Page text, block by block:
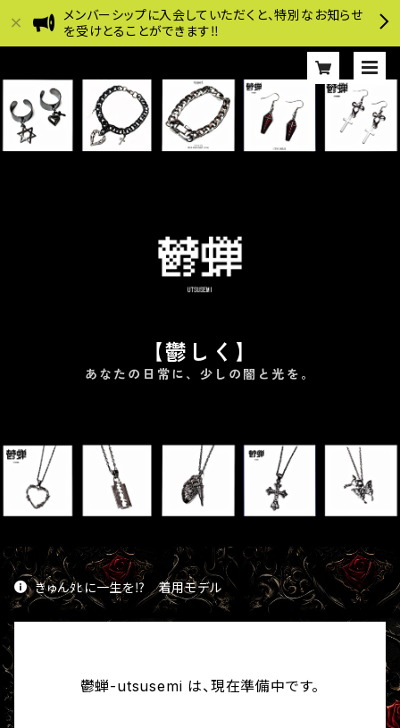
メンバーシップに入会していただくと、特別なお知らせ
を受けとることができます‼︎
【鬱しく】
あなたの日常に、少しの闇と光を。
きゅんﾀﾋに一生を⁉︎ 着用モデル
鬱蝉-utsusemi は、現在準備中です。